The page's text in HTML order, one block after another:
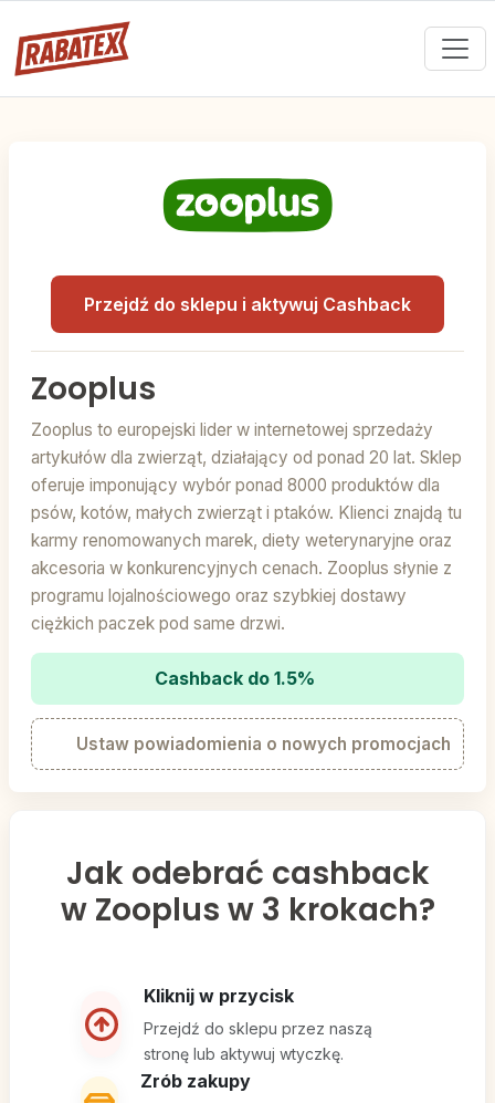
Przejdź do sklepu i aktywuj Cashback
Zooplus
Zooplus to europejski lider w internetowej sprzedaży
artykułów dla zwierząt, działający od ponad 20 lat. Sklep
oferuje imponujący wybór ponad 8000 produktów dla
psów, kotów, małych zwierząt i ptaków. Klienci znajdą tu
karmy renomowanych marek, diety weterynaryjne oraz
akcesoria w konkurencyjnych cenach. Zooplus słynie z
programu lojalnościowego oraz szybkiej dostawy
ciężkich paczek pod same drzwi.
Cashback do 1.5%
Ustaw powiadomienia o nowych promocjach
Jak odebrać cashback
w Zooplus w 3 krokach?
Kliknij w przycisk
Przejdź do sklepu przez naszą
stronę lub aktywuj wtyczkę.
Zrób zakupy